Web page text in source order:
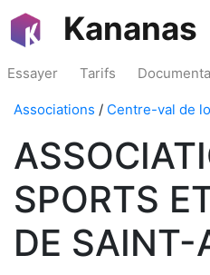
Kananas
Essayer Tarifs
Associations / Centre-val de
SPORTS
DE SAINT-